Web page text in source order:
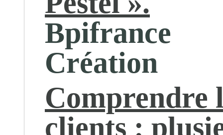
Bpifrance
Création
Comprendre
clients :